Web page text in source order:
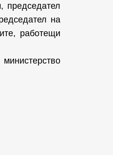
председател
на
работещи